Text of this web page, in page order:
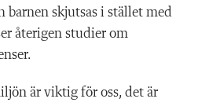
barnen skjutsas i stället med
återigen studier om
är viktig för oss, det är